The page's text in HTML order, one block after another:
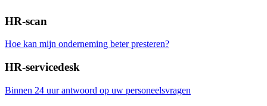
HR-scan
Hoe kan mijn onderneming beter presteren?
HR-servicedesk
Binnen 24 uur antwoord op uw personeelsvragen